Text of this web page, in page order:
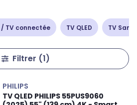
/ TV connectée TV QLED TV
Filtrer (1)
PHILIPS
TV QLED PHILIPS 55PUS9060